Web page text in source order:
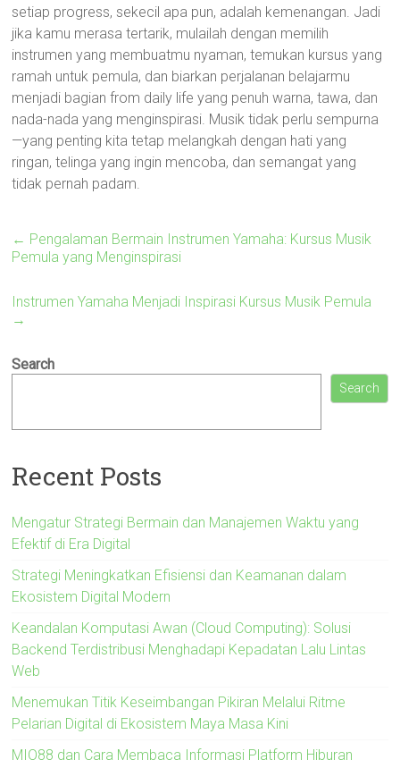
setiap progress, sekecil apa pun, adalah kemenangan. Jadi
jika kamu merasa tertarik, mulailah dengan memilih
instrumen yang membuatmu nyaman, temukan kursus yang
ramah untuk pemula, dan biarkan perjalanan belajarmu
menjadi bagian from daily life yang penuh warna, tawa, dan
nada-nada yang menginspirasi. Musik tidak perlu sempurna
—yang penting kita tetap melangkah dengan hati yang
ringan, telinga yang ingin mencoba, dan semangat yang
tidak pernah padam.
← Pengalaman Bermain Instrumen Yamaha: Kursus Musik
Pemula yang Menginspirasi
Instrumen Yamaha Menjadi Inspirasi Kursus Musik Pemula
→
Search
Search
Recent Posts
Mengatur Strategi Bermain dan Manajemen Waktu yang
Efektif di Era Digital
Strategi Meningkatkan Efisiensi dan Keamanan dalam
Ekosistem Digital Modern
Keandalan Komputasi Awan (Cloud Computing): Solusi
Backend Terdistribusi Menghadapi Kepadatan Lalu Lintas
Web
Menemukan Titik Keseimbangan Pikiran Melalui Ritme
Pelarian Digital di Ekosistem Maya Masa Kini
MIO88 dan Cara Membaca Informasi Platform Hiburan